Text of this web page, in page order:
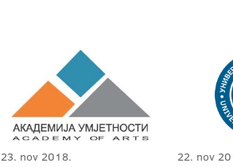
23. nov 2018. 22. nov